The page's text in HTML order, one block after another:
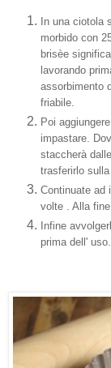
In una ciotola
morbido con
brisèe
lavorando
assorbimento
friabile.
Poi
impastare.
staccherà
trasferirlo
Continuate ad
volte . Alla
Infine
prima dell' uso.